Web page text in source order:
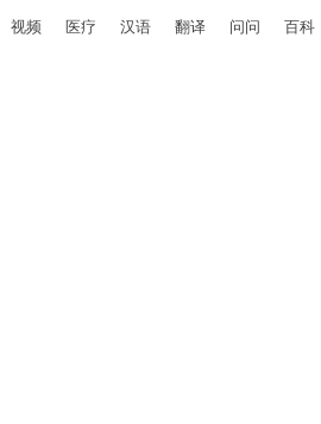
视频 医疗 汉语 翻译 问问 百科